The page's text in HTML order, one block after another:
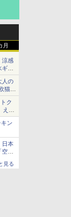
月
涼感
ギア
人の
猫デ
ク
えき
ン
日本
空港
見る